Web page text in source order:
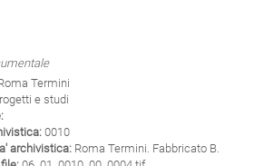
Termini
e studi
0010
archivistica:Roma Termini. Fabbricato B.